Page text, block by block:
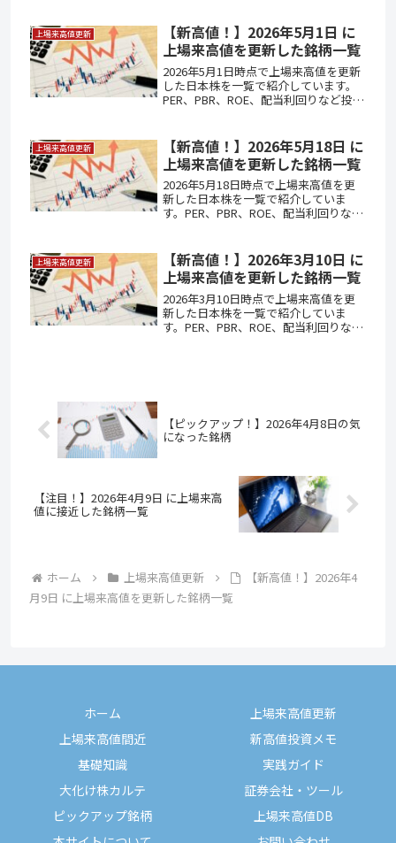
上場来高値更新
【新高値！】2026年5月1日 に
上場来高値を更新した銘柄一覧
2026年5月1日時点で上場来高値を更新
した日本株を一覧で紹介しています。
PER、PBR、ROE、配当利回りなど投資
上場来高値更新
【新高値！】2026年5月18日 に
上場来高値を更新した銘柄一覧
2026年5月18日時点で上場来高値を更
新した日本株を一覧で紹介していま
す。PER、PBR、ROE、配当利回りなど
上場来高値更新
【新高値！】2026年3月10日 に
上場来高値を更新した銘柄一覧
2026年3月10日時点で上場来高値を更
新した日本株を一覧で紹介していま
す。PER、PBR、ROE、配当利回りなど
【ピックアップ！】2026年4月8日の気
になった銘柄
【注目！】2026年4月9日 に上場来高
値に接近した銘柄一覧
ホーム 上場来高値更新
【新高値！】2026年4
月9日 に上場来高値を更新した銘柄一覧
ホーム
上場来高値更新
上場来高値間近
新高値投資メモ
基礎知識
実践ガイド
大化け株カルテ
証券会社・ツール
ピックアップ銘柄
上場来高値DB